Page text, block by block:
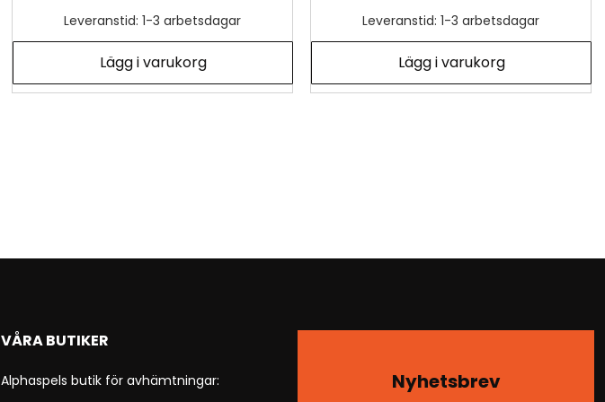
Leveranstid: 1-3 arbetsdagar
Lägg i varukorg
Leveranstid: 1-3 arbetsdagar
Lägg i varukorg
VÅRA BUTIKER
Alphaspels butik för avhämtningar:
Nyhetsbrev